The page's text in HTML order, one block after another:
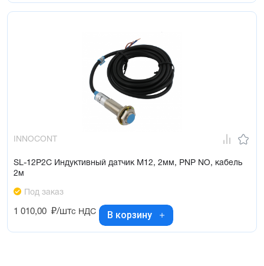
INNOCONT
SL-12P2C Индуктивный датчик М12, 2мм, PNP NO, кабель
2м
Под заказ
1 010,00 ₽/штс НДС В корзину